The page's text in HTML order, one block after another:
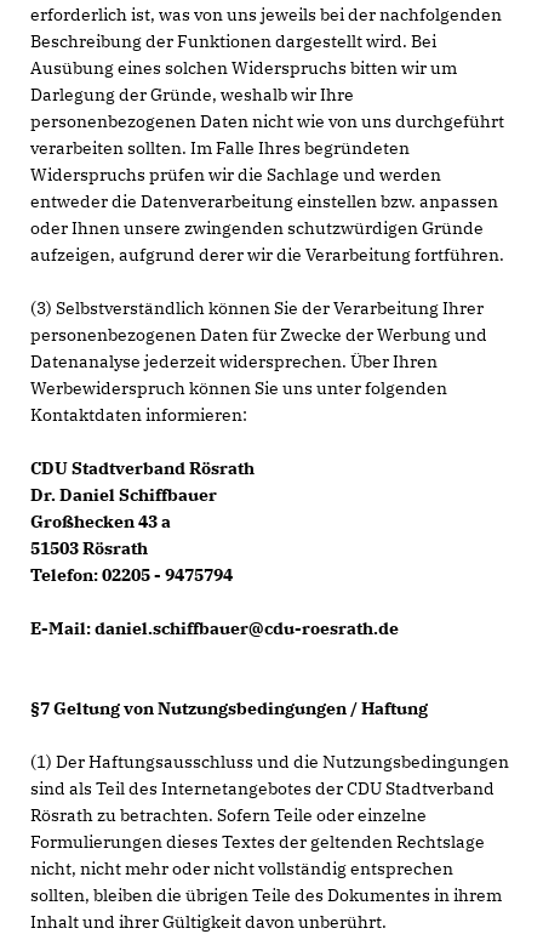
erforderlich ist, was von uns jeweils bei der nachfolgenden
Beschreibung der Funktionen dargestellt wird. Bei
Ausübung eines solchen Widerspruchs bitten wir um
Darlegung der Gründe, weshalb wir Ihre
personenbezogenen Daten nicht wie von uns durchgeführt
verarbeiten sollten. Im Falle Ihres begründeten
Widerspruchs prüfen wir die Sachlage und werden
entweder die Datenverarbeitung einstellen bzw. anpassen
oder Ihnen unsere zwingenden schutzwürdigen Gründe
aufzeigen, aufgrund derer wir die Verarbeitung fortführen.
(3) Selbstverständlich können Sie der Verarbeitung Ihrer
personenbezogenen Daten für Zwecke der Werbung und
Datenanalyse jederzeit widersprechen. Über Ihren
Werbewiderspruch können Sie uns unter folgenden
Kontaktdaten informieren:
CDU Stadtverband Rösrath
Dr. Daniel Schiffbauer
Großhecken 43 a
51503 Rösrath
Telefon: 02205 - 9475794
E-Mail: daniel.schiffbauer@cdu-roesrath.de
§7 Geltung von Nutzungsbedingungen / Haftung
(1) Der Haftungsausschluss und die Nutzungsbedingungen
sind als Teil des Internetangebotes der CDU Stadtverband
Rösrath zu betrachten. Sofern Teile oder einzelne
Formulierungen dieses Textes der geltenden Rechtslage
nicht, nicht mehr oder nicht vollständig entsprechen
sollten, bleiben die übrigen Teile des Dokumentes in ihrem
Inhalt und ihrer Gültigkeit davon unberührt.